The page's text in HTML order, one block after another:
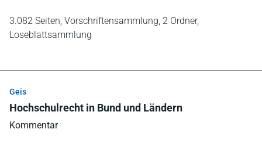
3.082 Seiten, Vorschriftensammlung, 2 Ordner,
Loseblattsammlung
Geis
Hochschulrecht in Bund und Ländern
Kommentar